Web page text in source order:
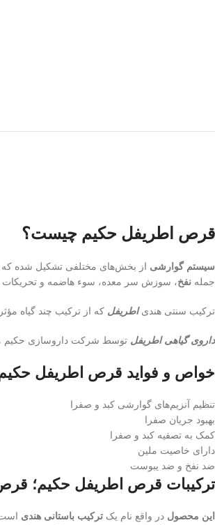
قرص اطریفل حکیم چیست؟
سیستم گوارشی از بخش‌های مختلفی تشکیل شده که
جمله نفخ، سوزش سر معده، سوء هاضمه و تحریکات
ترکیب سنتی هندی اطریفل که از ترکیب چند گیاه
داروی گیاهی اطریفل توسط شرکت داروسازی حکیم
خواص و فواید قرص اطریفل
تنظیم آنزیم‌های گوارشی کبد و صفرا
بهبود جریان صفرا
کمک به تصفیه کبد و صفرا
دارای خاصیت ملین
ضد نفخ و ضد یبوست
ترکیبات قرص اطریفل حکیم؛
این محصول در واقع نام یک ترکیب باستانی هندی